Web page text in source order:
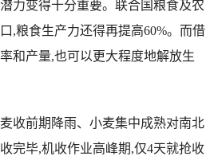
变得十分重要。联合国粮食及农
,粮食生产力还得再提高60%。而借
和产量,也可以更大程度地解放生
收前期降雨、小麦集中成熟对南北
完毕,机收作业高峰期,仅4天就抢收